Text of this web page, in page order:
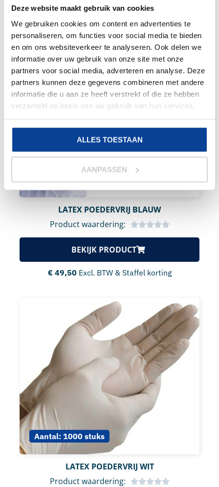
Deze website maakt gebruik van cookies
We gebruiken cookies om content en advertenties te
personaliseren, om functies voor social media te bieden
en om ons websiteverkeer te analyseren. Ook delen we
informatie over uw gebruik van onze site met onze
partners voor social media, adverteren en analyse. Deze
partners kunnen deze gegevens combineren met andere
informatie die u aan ze heeft verstrekt of die ze hebben
verzameld op basis van uw gebruik van hun services.
ALLES TOESTAAN
AANPASSEN
Excl. BTW & Staffel korting
LATEX POEDERVRIJ BLAUW
Product waardering:
BEKIJK PRODUCT
€49,50 Excl. BTW & Staffel korting
Aantal: 1000 stuks
LATEX POEDERVRIJ WIT
Product waardering: